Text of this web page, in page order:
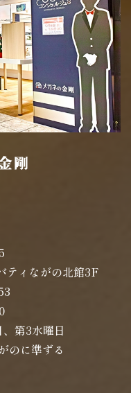
ティながの北館3F
第3水曜日
のに準ずる